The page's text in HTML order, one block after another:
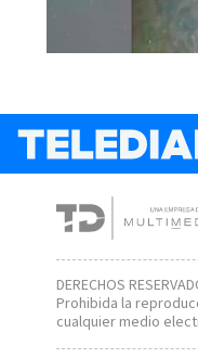
DERECHOS
Prohibida la
cualquier medio